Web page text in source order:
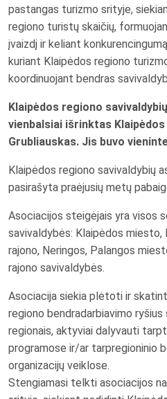
pastangas turizmo srityje,
regiono turistų skaičių,
įvaizdį ir keliant
kuriant Klaipėdos regiono
koordinuojant bendras
Klaipėdos regiono
vienbalsiai išrinktas
Grubliauskas. Jis buvo
Klaipėdos regiono savivaldybių
pasirašyta praėjusių metų
Asociacijos steigėjais yra visos
savivaldybės: Klaipėdos miesto,
rajono, Neringos, Palangos
rajono savivaldybės.
Asociacija siekia plėtoti ir
regiono bendradarbiavimo ryšius
regionais, aktyviai dalyvauti
programose ir/ar tarpregioninio
organizacijų veiklose.
Stengiamasi telkti asociacijos